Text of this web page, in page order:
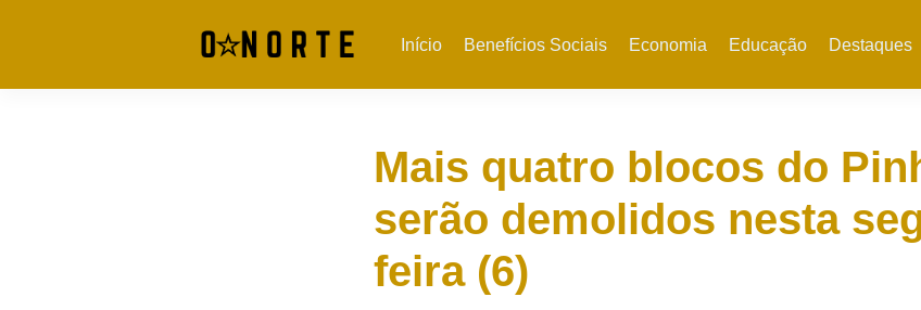
Início Benefícios Sociais Economia Educação Destaques
Mais quatro blocos do
serão demolidos nesta
feira (6)